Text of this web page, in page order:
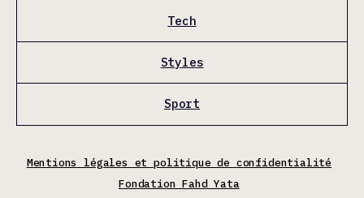
Tech
Styles
Sport
Mentions légales et politique de confidentialité
Fondation Fahd Yata